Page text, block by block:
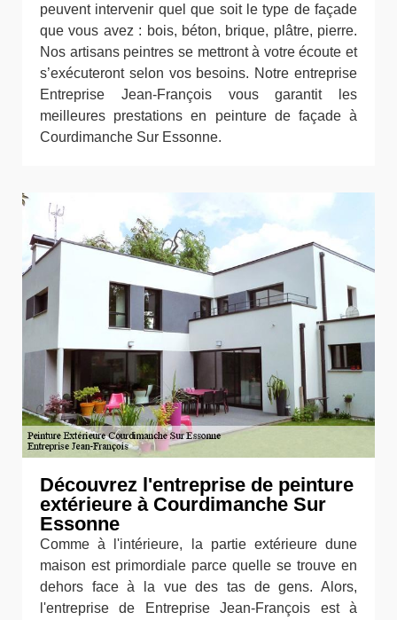
peuvent intervenir quel que soit le type de façade
que vous avez : bois, béton, brique, plâtre, pierre.
Nos artisans peintres se mettront à votre écoute et
s’exécuteront selon vos besoins. Notre entreprise
Entreprise Jean-François vous garantit les
meilleures prestations en peinture de façade à
Courdimanche Sur Essonne.
Découvrez l'entreprise de peinture
extérieure à Courdimanche Sur
Essonne
Comme à l'intérieure, la partie extérieure dune
maison est primordiale parce quelle se trouve en
dehors face à la vue des tas de gens. Alors,
l'entreprise de Entreprise Jean-François est à